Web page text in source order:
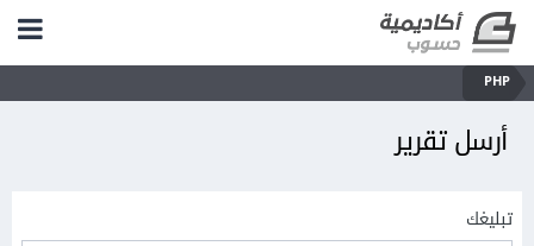
PHP
أرسل تقرير
تبليغك